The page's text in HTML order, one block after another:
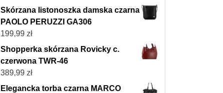
Skórzana listonoszka damska czarna
PAOLO PERUZZI GA306
199,99 zł
Shopperka skórzana Rovicky c.
czerwona TWR-46
389,99 zł
Elegancka torba czarna MARCO